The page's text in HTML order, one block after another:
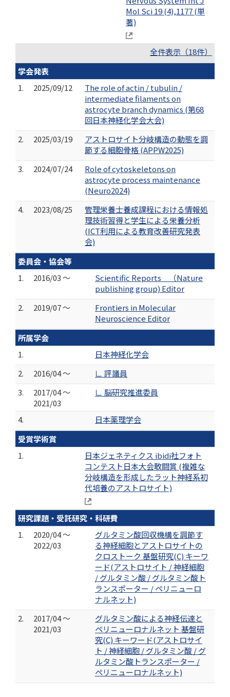
Mol Sci 19 (4),1177 (単
著)
全件表示（18件）
学会発表
1.
2025/09/12
The role of actin / tubulin /
intermediate filaments on
astrocyte branch dynamics (第68
回日本神経化学会大会)
2.
2025/03/19
アストロサイト分岐構造の動態を調
節する細胞骨格 (APPW2025)
3.
2024/07/24
Role of cytoskeletons on
astrocyte process maintenance
(Neuro2024)
4.
2023/08/25
管理栄養士養成課程における情報処
理技術習得と学生による栄養分析
(ICT利用による教育改善研究発表
会)
委員会・協会等
1.
2016/03 ～
Scientific Reports （Nature
publishing group) Editor
2.
2019/07 ～
Frontiers in Molecular
Neuroscience Editor
所属学会
1.
日本神経化学会
2.
2016/04 ～
∟ 評議員
3.
2017/04 ～
2021/03
∟ 脳研究推進委員
4.
日本薬理学会
受賞学術賞
1.
日本ジェネティクス ibidi社フォト
コンテスト日本大会敢闘賞 (複雑な
分岐構造を形成したラット神経系初
代培養のアストロサイト)
研究課題・受託研究・科研費
1.
2020/04 ～
2022/03
グルタミン酸回収機構を調節す
る神経細胞とアストロサイトの
クロストーク 基盤研究(C) キーワ
ード(アストロサイト / 神経細胞
/ グルタミン酸 / グルタミン酸ト
ランスポーター / ペリニューロ
ナルネット)
2.
2017/04 ～
2021/03
グルタミン酸による神経伝達と
ペリニューロナルネット 基盤研
究(C) キーワード(アストロサイ
ト / 神経細胞 / グルタミン酸 / グ
ルタミン酸トランスポーター /
ペリニューロナルネット)